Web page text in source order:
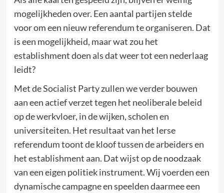
mogelijkheden over. Een aantal partijen stelde
voor om een nieuw referendum te organiseren. Dat
is een mogelijkheid, maar wat zou het
establishment doen als dat weer tot een nederlaag
leidt?
Met de Socialist Party zullen we verder bouwen
aan een actief verzet tegen het neoliberale beleid
op de werkvloer, in de wijken, scholen en
universiteiten. Het resultaat van het Ierse
referendum toont de kloof tussen de arbeiders en
het establishment aan. Dat wijst op de noodzaak
van een eigen politiek instrument. Wij voerden een
dynamische campagne en speelden daarmee een